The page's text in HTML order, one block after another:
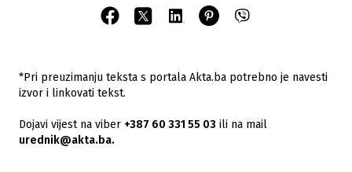
*Pri preuzimanju teksta s portala Akta.ba potrebno je navesti
izvor i linkovati tekst.
Dojavi vijest na viber +387 60 331 55 03 ili na mail
urednik@akta.ba.